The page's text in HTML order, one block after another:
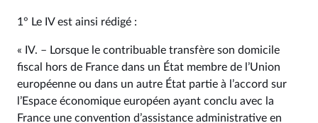
1° Le IV est ainsi rédigé :
« IV. – Lorsque le contribuable transfère son domicile
fiscal hors de France dans un État membre de l’Union
européenne ou dans un autre État partie à l’accord sur
l’Espace économique européen ayant conclu avec la
France une convention d’assistance administrative en